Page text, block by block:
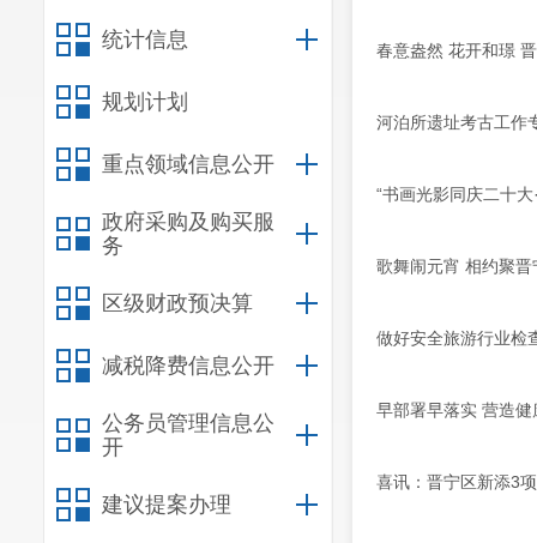
统计信息
规划计划
重点领域信息公开
政府采购及购买服
务
区级财政预决算
减税降费信息公开
公务员管理信息公
开
建议提案办理
春意盎然 花开和璟
河泊所遗址考古工作
“书画光影同庆二十
歌舞闹元宵 相约聚晋
做好安全旅游行业检
早部署早落实 营造
喜讯：晋宁区新添3